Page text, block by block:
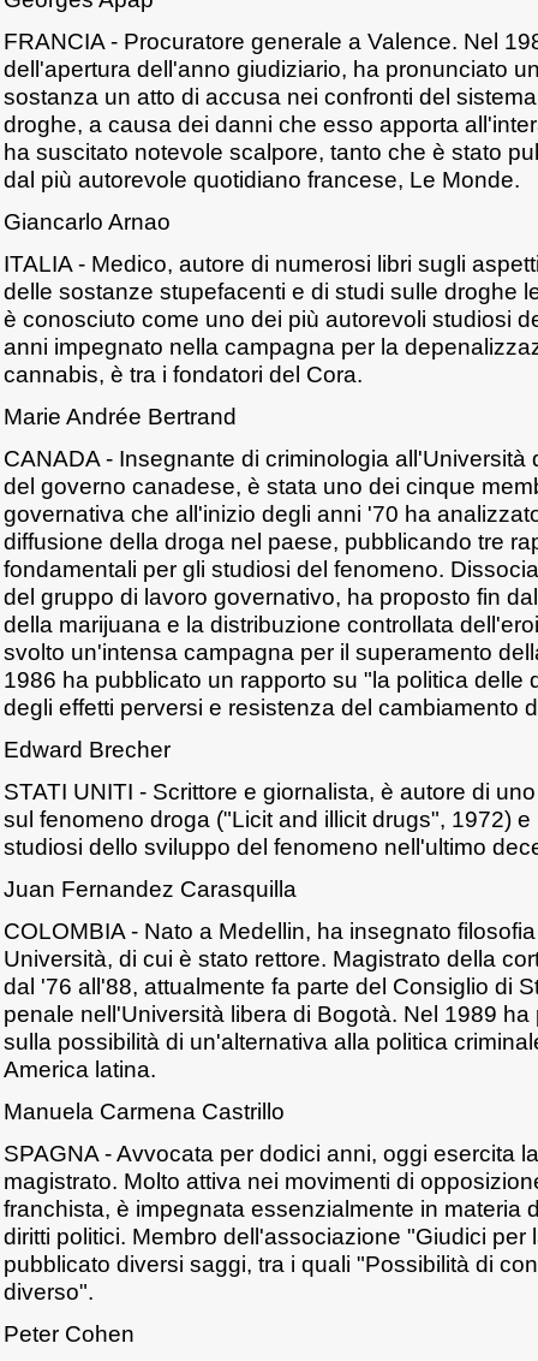
FRANCIA - Procuratore generale a Valence. Nel
dell'apertura dell'anno giudiziario, ha pronunciato
sostanza un atto di accusa nei confronti del
droghe, a causa dei danni che esso apporta
ha suscitato notevole scalpore, tanto che è stato
dal più autorevole quotidiano francese, Le Monde.
Giancarlo Arnao
ITALIA - Medico, autore di numerosi libri sugli
delle sostanze stupefacenti e di studi sulle droghe
è conosciuto come uno dei più autorevoli studiosi
anni impegnato nella campagna per la
cannabis, è tra i fondatori del Cora.
Marie Andrée Bertrand
CANADA - Insegnante di criminologia all'Università
del governo canadese, è stata uno dei cinque
governativa che all'inizio degli anni '70 ha
diffusione della droga nel paese, pubblicando tre
fondamentali per gli studiosi del fenomeno.
del gruppo di lavoro governativo, ha proposto fin
della marijuana e la distribuzione controllata
svolto un'intensa campagna per il superamento
1986 ha pubblicato un rapporto su "la politica delle
degli effetti perversi e resistenza del cambiamento
Edward Brecher
STATI UNITI - Scrittore e giornalista, è autore di
sul fenomeno droga ("Licit and illicit drugs", 1972)
studiosi dello sviluppo del fenomeno nell'ultimo
Juan Fernandez Carasquilla
COLOMBIA - Nato a Medellin, ha insegnato
Università, di cui è stato rettore. Magistrato della
dal '76 all'88, attualmente fa parte del Consiglio di
penale nell'Università libera di Bogotà. Nel 1989
sulla possibilità di un'alternativa alla politica
America latina.
Manuela Carmena Castrillo
SPAGNA - Avvocata per dodici anni, oggi esercita
magistrato. Molto attiva nei movimenti di
franchista, è impegnata essenzialmente in materia
diritti politici. Membro dell'associazione "Giudici per
pubblicato diversi saggi, tra i quali "Possibilità di
diverso".
Peter Cohen